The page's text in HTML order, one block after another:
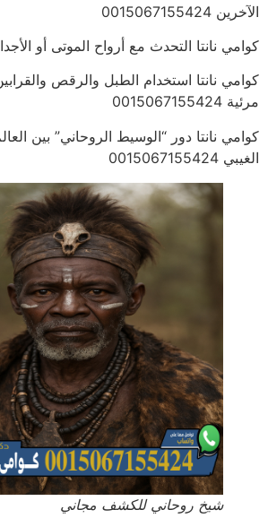
الآخرين 0015067155424
كوامي نانتا التحدث مع أرواح الموتى أو الأجداد
كوامي نانتا استخدام الطبل والرقص
مرئية 0015067155424
كوامي نانتا دور “الوسيط الروحاني” بين
الغيبي 0015067155424
شيخ روحاني للكشف مجاني